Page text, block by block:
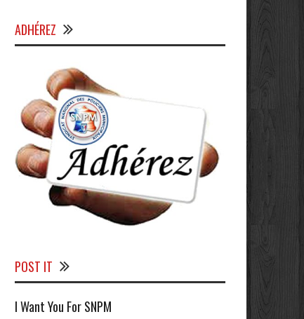
ADHÉREZ
POST IT
I Want You For SNPM